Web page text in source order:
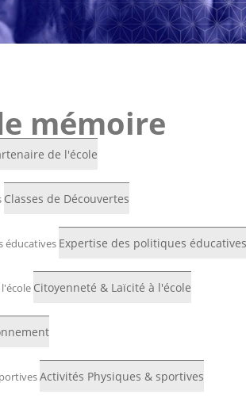
mémoire
de l'école
Classes de Découvertes
Expertise des politiques éducatives
Citoyenneté & Laïcité à l'école
Activités Physiques & sportives